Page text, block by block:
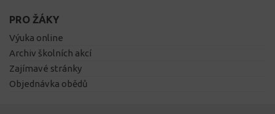
PRO ŽÁKY
Výuka online
Archiv školních akcí
Zajímavé stránky
Objednávka obědů